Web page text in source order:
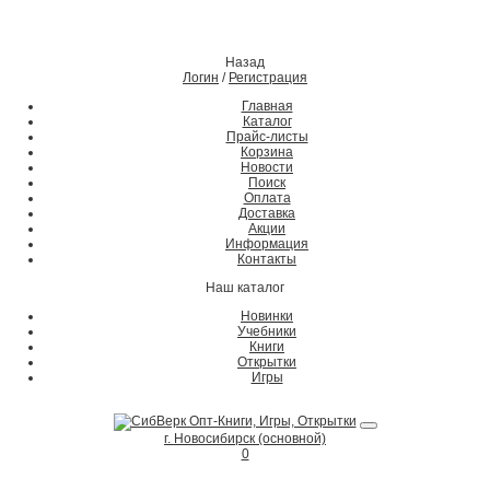
Назад
Логин / Регистрация
Главная
Каталог
Прайс-листы
Корзина
Новости
Поиск
Оплата
Доставка
Акции
Информация
Контакты
Наш каталог
Новинки
Учебники
Книги
Открытки
Игры
г. Новосибирск (основной)
0